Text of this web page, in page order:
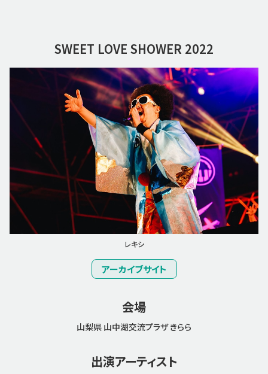
SWEET LOVE SHOWER 2022
レキシ
アーカイブサイト
会場
山梨県 山中湖交流プラザ きらら
出演アーティスト